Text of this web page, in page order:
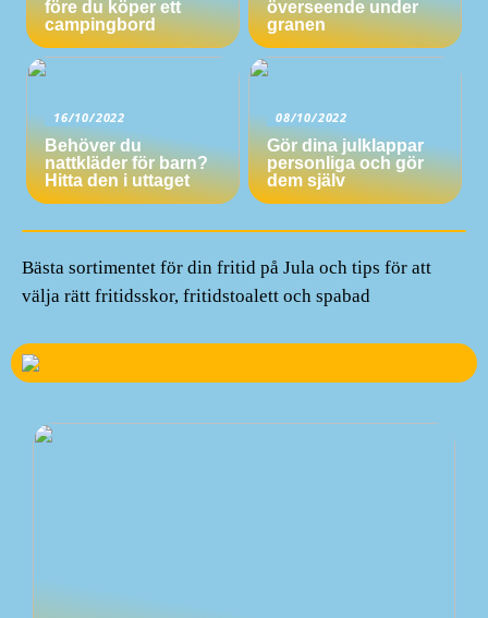
före du köper ett
campingbord
överseende under
granen
16/10/2022
Behöver du
nattkläder för barn?
Hitta den i uttaget
08/10/2022
Gör dina julklappar
personliga och gör
dem själv
Bästa sortimentet för din fritid på Jula och tips för att
välja rätt fritidsskor, fritidstoalett och spabad